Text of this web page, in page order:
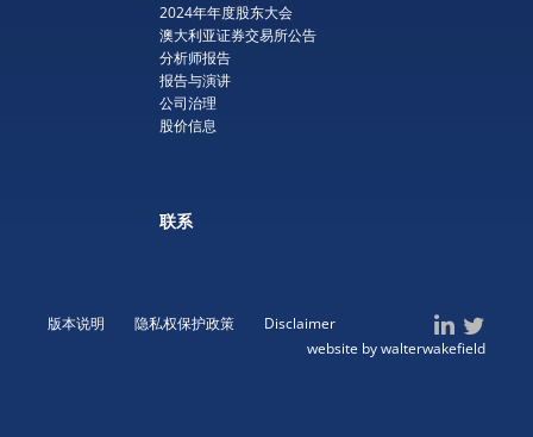
2024年年度股东大会
澳大利亚证券交易所公告
分析师报告
报告与演讲
公司治理
股价信息
联系
版本说明 隐私权保护政策
Disclaimer
website by walterwakefield